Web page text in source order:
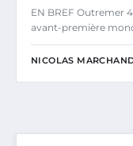
EN BREF Outremer
avant-première
NICOLAS